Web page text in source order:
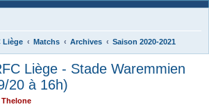
Liège Matchs Archives Saison 2020-2021
Liège - Stade Waremmien
20 à 16h)
Thelone